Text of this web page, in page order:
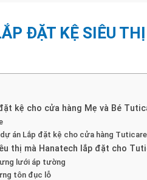
ĐẶT KỆ SIÊU
kệ cho cửa hàng Mẹ và Bé
án Lắp đặt kệ cho cửa hàng
thị mà Hanatech lắp đặt cho
lưới áp tường
tôn đục lỗ